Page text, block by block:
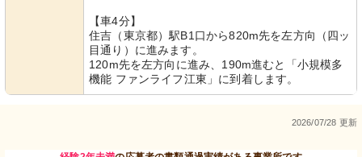
【車4分】
住吉（東京都）駅B1口から820m先を左方向（四ッ
目通り）に進みます。
120m先を左方向に進み、190m進むと「小規模多
機能 ファンライフ江東」に到着します。
2026/07/28 更新